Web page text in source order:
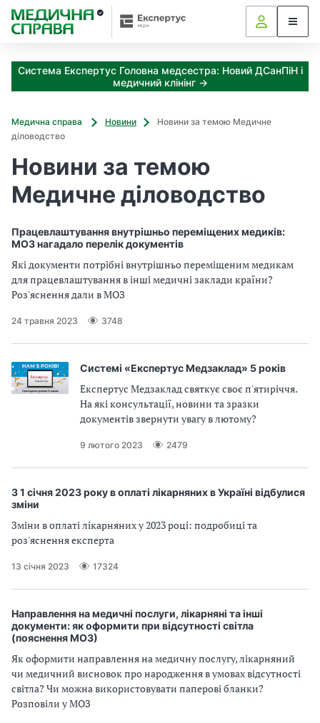
Система Експертус Головна медсестра: Новий ДСанПіН і
медичний клінінг →
Медична справа Новини
Новини за темою Медичне
діловодство
Новини за темою
Медичне діловодство
Працевлаштування внутрішньо переміщених медиків:
МОЗ нагадало перелік документів
Які документи потрібні внутрішньо переміщеним медикам
для працевлаштування в інші медичні заклади країни?
Роз'яснення дали в МОЗ
24 травня 2023 3748
Системі «Експертус Медзаклад» 5 років
Експертус Медзаклад святкує своє п'ятиріччя.
На які консультації, новини та зразки
документів звернути увагу в лютому?
9 лютого 2023 2479
З 1 січня 2023 року в оплаті лікарняних в Україні відбулися
зміни
Зміни в оплаті лікарняних у 2023 році: подробиці та
роз'яснення експерта
13 січня 2023 17324
Направлення на медичні послуги, лікарняні та інші
документи: як оформити при відсутності світла
(пояснення МОЗ)
Як оформити направлення на медичну послугу, лікарняний
чи медичний висновок про народження в умовах відсутності
світла? Чи можна використовувати паперові бланки?
Розповіли у МОЗ
З
а
к
з
о
и
м
т
р
и
т
а